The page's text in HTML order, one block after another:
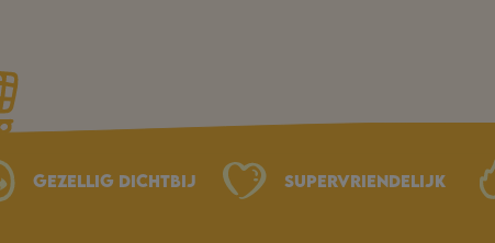
Gezellig dichtbij Supervriendelijk